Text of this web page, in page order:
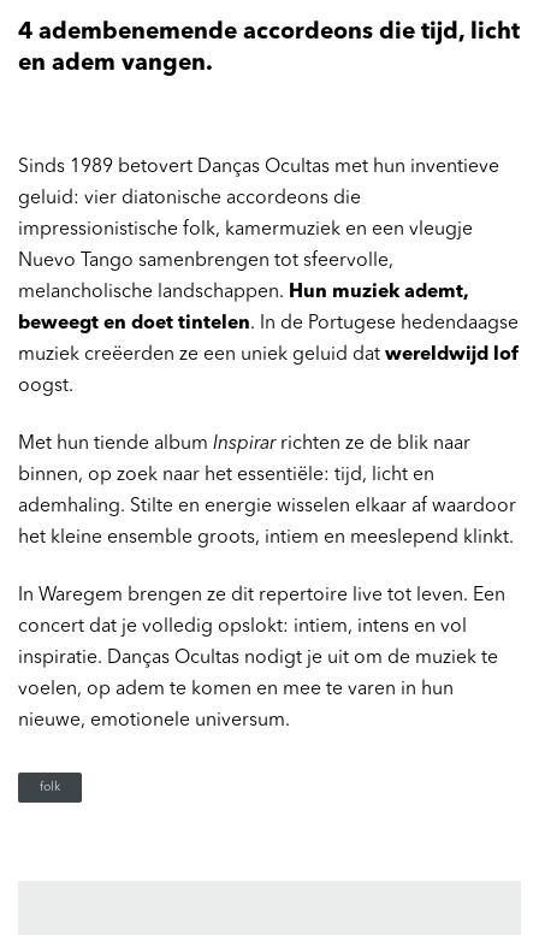
4 adembenemende accordeons die tijd, licht
en adem vangen.
Sinds 1989 betovert Danças Ocultas met hun inventieve
geluid: vier diatonische accordeons die
impressionistische folk, kamermuziek en een vleugje
Nuevo Tango samenbrengen tot sfeervolle,
melancholische landschappen. Hun muziek ademt,
beweegt en doet tintelen. In de Portugese hedendaagse
muziek creëerden ze een uniek geluid dat wereldwijd lof
oogst.
Met hun tiende album Inspirar richten ze de blik naar
binnen, op zoek naar het essentiële: tijd, licht en
ademhaling. Stilte en energie wisselen elkaar af waardoor
het kleine ensemble groots, intiem en meeslepend klinkt.
In Waregem brengen ze dit repertoire live tot leven. Een
concert dat je volledig opslokt: intiem, intens en vol
inspiratie. Danças Ocultas nodigt je uit om de muziek te
voelen, op adem te komen en mee te varen in hun
nieuwe, emotionele universum.
folk